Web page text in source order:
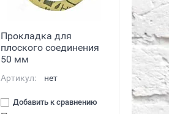
Прокладка для
плоского соединения
50 мм
Артикул: нет
Добавить к сравнению